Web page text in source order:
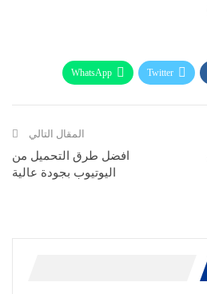
Twitter
WhatsApp
المقال التالي
افضل طرق التحميل من
اليوتيوب بجودة عالية